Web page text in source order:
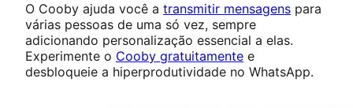
O Cooby ajuda você a transmitir mensagens para
várias pessoas de uma só vez, sempre
adicionando personalização essencial a elas.
Experimente o Cooby gratuitamente e
desbloqueie a hiperprodutividade no WhatsApp.